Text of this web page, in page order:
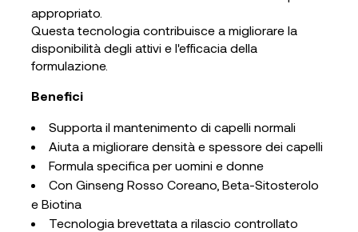
appropriato.
Questa tecnologia contribuisce a migliorare la
disponibilità degli attivi e l'efficacia della
formulazione.
Benefici
Supporta il mantenimento di capelli normali
Aiuta a migliorare densità e spessore dei capelli
Formula specifica per uomini e donne
Con Ginseng Rosso Coreano, Beta-Sitosterolo
e Biotina
Tecnologia brevettata a rilascio controllato